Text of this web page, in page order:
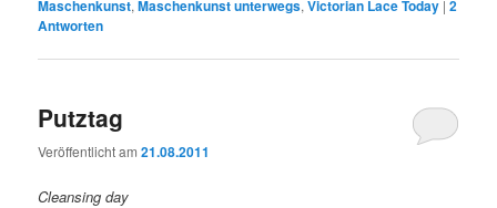
Maschenkunst,Maschenkunst unterwegs,Victorian Lace Today |2
Antworten
Putztag
Veröffentlicht am21.08.2011
Cleansing day